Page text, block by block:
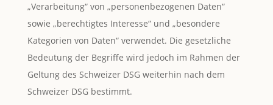
„Verarbeitung“ von „personenbezogenen Daten“
sowie „berechtigtes Interesse“ und „besondere
Kategorien von Daten“ verwendet. Die gesetzliche
Bedeutung der Begriffe wird jedoch im Rahmen der
Geltung des Schweizer DSG weiterhin nach dem
Schweizer DSG bestimmt.